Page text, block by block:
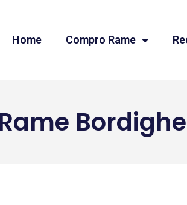
Home Compro Rame